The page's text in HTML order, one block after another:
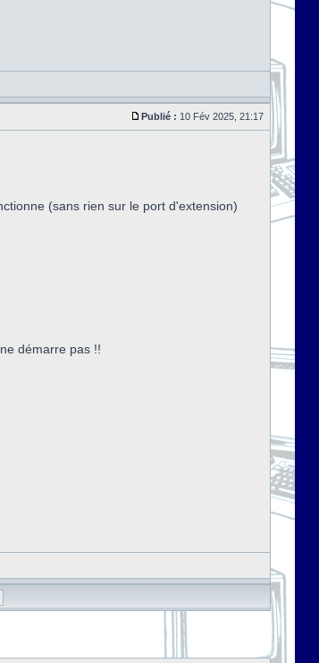
Publié : 10 Fév 2025, 21:17
(sans rien sur le port d'extension)
démarre pas !!